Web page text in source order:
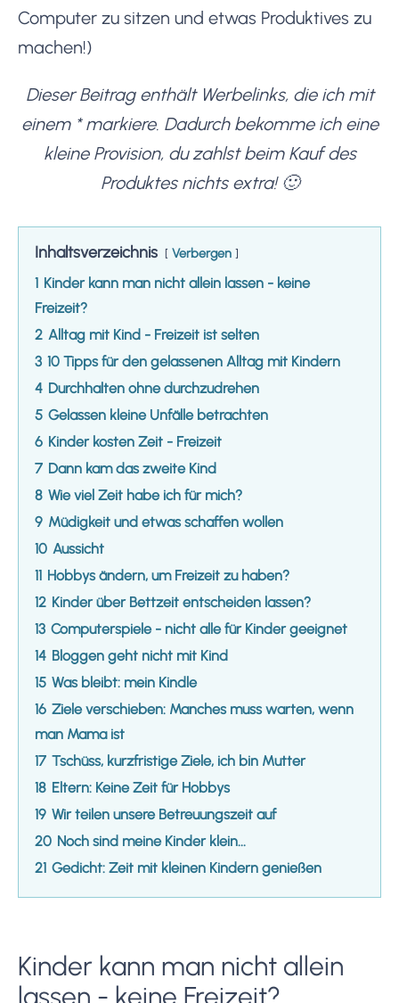
Computer zu sitzen und etwas Produktives zu
machen!)
Dieser Beitrag enthält Werbelinks, die ich mit
einem * markiere. Dadurch bekomme ich eine
kleine Provision, du zahlst beim Kauf des
Produktes nichts extra! 🙂
Inhaltsverzeichnis Verbergen
1 Kinder kann man nicht allein lassen - keine
Freizeit?
2 Alltag mit Kind - Freizeit ist selten
3 10 Tipps für den gelassenen Alltag mit Kindern
4 Durchhalten ohne durchzudrehen
5 Gelassen kleine Unfälle betrachten
6 Kinder kosten Zeit - Freizeit
7 Dann kam das zweite Kind
8 Wie viel Zeit habe ich für mich?
9 Müdigkeit und etwas schaffen wollen
10 Aussicht
11 Hobbys ändern, um Freizeit zu haben?
12 Kinder über Bettzeit entscheiden lassen?
13 Computerspiele - nicht alle für Kinder geeignet
14 Bloggen geht nicht mit Kind
15 Was bleibt: mein Kindle
16 Ziele verschieben: Manches muss warten, wenn
man Mama ist
17 Tschüss, kurzfristige Ziele, ich bin Mutter
18 Eltern: Keine Zeit für Hobbys
19 Wir teilen unsere Betreuungszeit auf
20 Noch sind meine Kinder klein...
21 Gedicht: Zeit mit kleinen Kindern genießen
Kinder kann man nicht allein
lassen - keine Freizeit?